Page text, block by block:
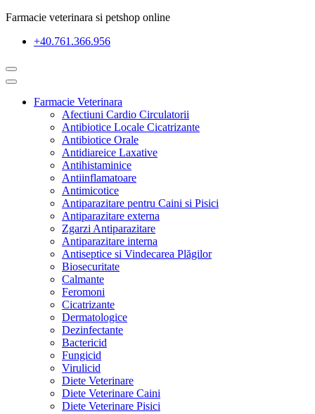
Farmacie veterinara si petshop online
+40.761.366.956
Farmacie Veterinara
Afectiuni Cardio Circulatorii
Antibiotice Locale Cicatrizante
Antibiotice Orale
Antidiareice Laxative
Antihistaminice
Antiinflamatoare
Antimicotice
Antiparazitare pentru Caini si Pisici
Antiparazitare externa
Zgarzi Antiparazitare
Antiparazitare interna
Antiseptice si Vindecarea Plăgilor
Biosecuritate
Calmante
Feromoni
Cicatrizante
Dermatologice
Dezinfectante
Bactericid
Fungicid
Virulicid
Diete Veterinare
Diete Veterinare Caini
Diete Veterinare Pisici